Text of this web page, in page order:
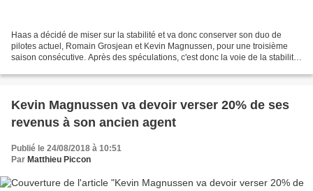
Haas a décidé de miser sur la stabilité et va donc conserver son duo de
pilotes actuel, Romain Grosjean et Kevin Magnussen, pour une troisième
saison consécutive. Après des spéculations, c'est donc la voie de la stabilité
Kevin Magnussen va devoir verser 20% de ses
revenus à son ancien agent
Publié le 24/08/2018 à 10:51
Par Matthieu Piccon